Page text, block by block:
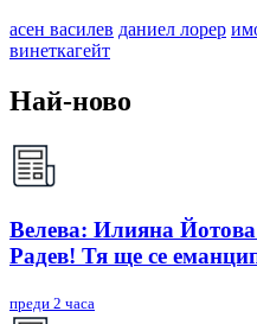
асен василев даниел лорер
винеткагейт
Най-ново
Велева: Илияна
Радев! Тя ще се
преди 2 часа